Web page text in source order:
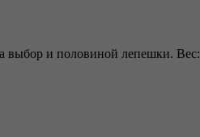
выбор и половиной лепешки. Вес: